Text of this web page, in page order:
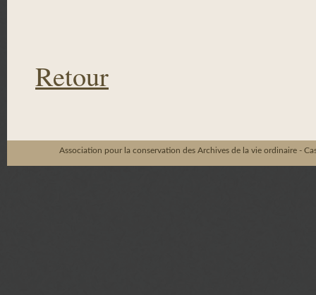
Retour
Association pour la conservation des Archives de la vie ordinaire -